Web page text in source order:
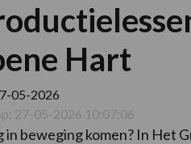
Hart
05-2026
27-05-2026 10:07:06
in beweging komen? In Het